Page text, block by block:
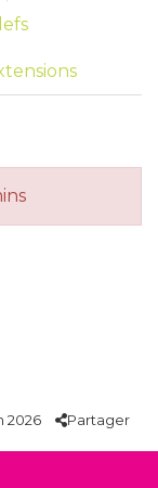
2026 Partager